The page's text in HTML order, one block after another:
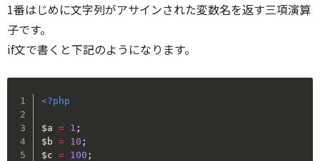
1番はじめに文字列がアサインされた変数名を返す三項演算
子です。
if文で書くと下記のようになります。
<?php
$a = 1 ;
$b = 10 ;
$c = 100 ;